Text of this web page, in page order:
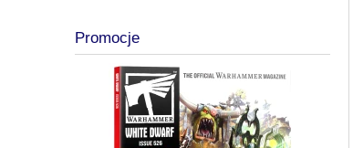
Promocje